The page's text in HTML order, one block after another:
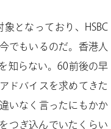
となっており、HSBC
でもいるのだ。香港人
知らない。60前後の早
ドバイスを求めてきた
いなく言ったにもかか
つぎ込んでいたくらい